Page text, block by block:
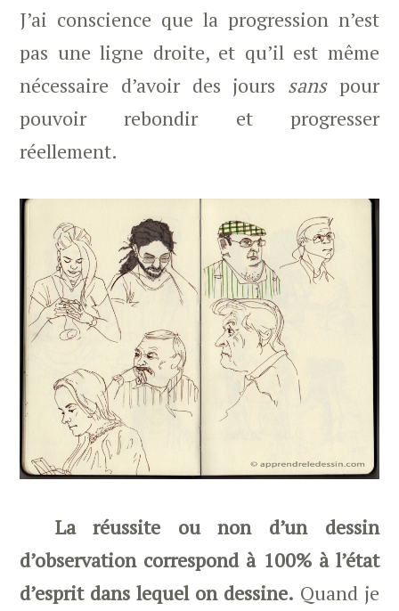
J’ai conscience que la progression n’est
pas une ligne droite, et qu’il est même
nécessaire d’avoir des jours sanspour
pouvoir rebondir et progresser
réellement.
La réussite ou non d’un dessin
d’observation correspond à 100% à l’état
d’esprit dans lequel on dessine. Quand je